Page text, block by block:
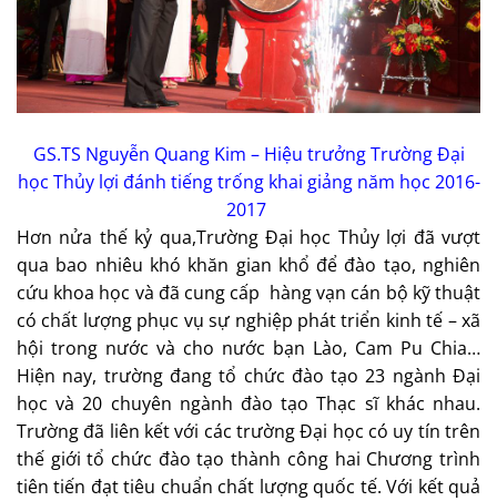
GS.TS Nguyễn Quang Kim – Hiệu trưởng Trường Đại
học Thủy lợi đánh tiếng trống khai giảng năm học 2016-
2017
Hơn nửa thế kỷ qua,Trường Đại học Thủy lợi đã vượt
qua bao nhiêu khó khăn gian khổ để đào tạo, nghiên
cứu khoa học và đã cung cấp hàng vạn cán bộ kỹ thuật
có chất lượng phục vụ sự nghiệp phát triển kinh tế – xã
hội trong nước và cho nước bạn Lào, Cam Pu Chia…
Hiện nay, trường đang tổ chức đào tạo 23 ngành Đại
học và 20 chuyên ngành đào tạo Thạc sĩ khác nhau.
Trường đã liên kết với các trường Đại học có uy tín trên
thế giới tổ chức đào tạo thành công hai Chương trình
tiên tiến đạt tiêu chuẩn chất lượng quốc tế. Với kết quả